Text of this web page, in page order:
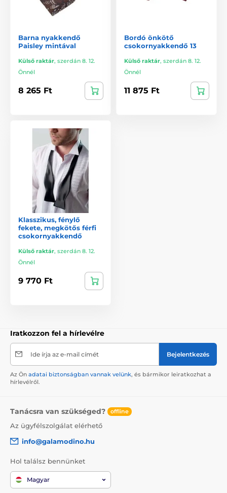
Barna nyakkendő
Paisley mintával
Külső raktár, szerdán 8. 12.
Önnél
8 265 Ft
Bordó önkötő
csokornyakkendő 13
Külső raktár, szerdán 8. 12.
Önnél
11 875 Ft
Klasszikus, fénylő
fekete, megkötős férfi
csokornyakkendő
Külső raktár, szerdán 8. 12.
Önnél
9 770 Ft
Iratkozzon fel a hírlevélre
Ide írja az e-mail címét Bejelentkezés
Az Ön adatai biztonságban vannak velünk, és bármikor leiratkozhat a
hírlevélről.
Tanácsra van szükséged? offline
Az ügyfélszolgálat elérhető
info@galamodino.hu
Hol találsz bennünket
Magyar